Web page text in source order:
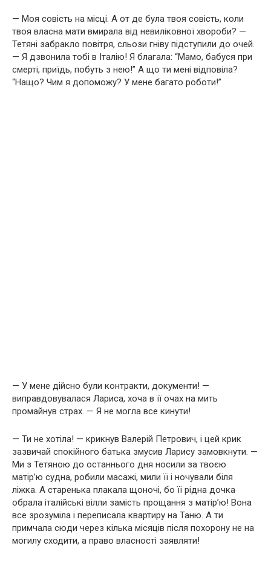
— Моя совість на місці. А от де була твоя совість, коли
твоя власна мати вмирала від невиліковної хвороби? —
Тетяні забракло повітря, сльози гніву підступили до очей.
— Я дзвонила тобі в Італію! Я благала: “Мамо, бабуся при
смерті, приїдь, побуть з нею!” А що ти мені відповіла?
“Нащо? Чим я допоможу? У мене багато роботи!”
— У мене дійсно були контракти, документи! —
виправдовувалася Лариса, хоча в її очах на мить
промайнув страх. — Я не могла все кинути!
— Ти не хотіла! — крикнув Валерій Петрович, і цей крик
зазвичай спокійного батька змусив Ларису замовкнути. —
Ми з Тетяною до останнього дня носили за твоєю
матір’ю судна, робили масажі, мили її і ночували біля
ліжка. А старенька плакала щоночі, бо її рідна дочка
обрала італійські вілли замість прощання з матір’ю! Вона
все зрозуміла і переписала квартиру на Таню. А ти
примчала сюди через кілька місяців після похорону не на
могилу сходити, а право власності заявляти!